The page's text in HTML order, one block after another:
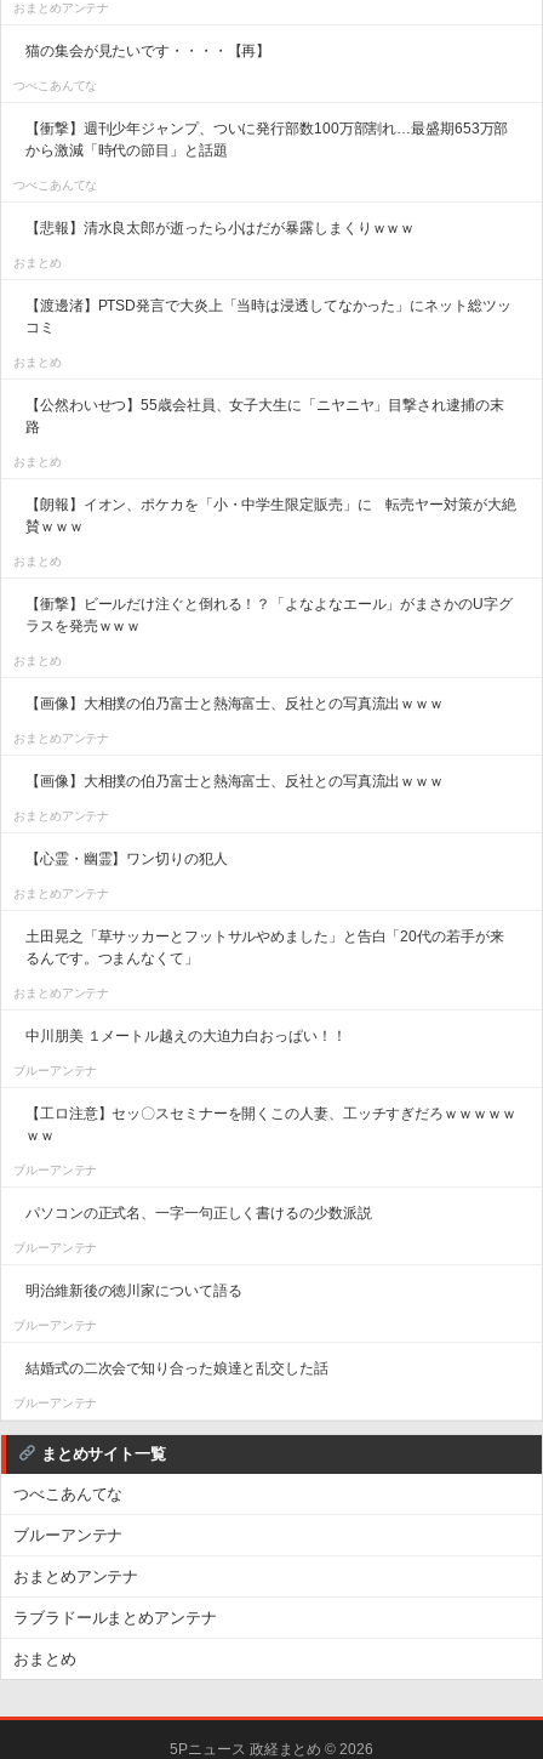
おまとめアンテナ
猫の集会が見たいです・・・・【再】
つべこあんてな
【衝撃】週刊少年ジャンプ、ついに発行部数100万部割れ…最盛期653万部
から激減「時代の節目」と話題
つべこあんてな
【悲報】清水良太郎が逝ったら小はだが暴露しまくりｗｗｗ
おまとめ
【渡邊渚】PTSD発言で大炎上「当時は浸透してなかった」にネット総ツッ
コミ
おまとめ
【公然わいせつ】55歳会社員、女子大生に「ニヤニヤ」目撃され逮捕の末
路
おまとめ
【朗報】イオン、ポケカを「小・中学生限定販売」に 転売ヤー対策が大絶
賛ｗｗｗ
おまとめ
【衝撃】ビールだけ注ぐと倒れる！？「よなよなエール」がまさかのU字グ
ラスを発売ｗｗｗ
おまとめ
【画像】大相撲の伯乃富士と熱海富士、反社との写真流出ｗｗｗ
おまとめアンテナ
【画像】大相撲の伯乃富士と熱海富士、反社との写真流出ｗｗｗ
おまとめアンテナ
【心霊・幽霊】ワン切りの犯人
おまとめアンテナ
土田晃之「草サッカーとフットサルやめました」と告白「20代の若手が来
るんです。つまんなくて」
おまとめアンテナ
中川朋美 １メートル越えの大迫力白おっぱい！！
ブルーアンテナ
【工ロ注意】セッ〇スセミナーを開くこの人妻、工ッチすぎだろｗｗｗｗｗ
ｗｗ
ブルーアンテナ
パソコンの正式名、一字一句正しく書けるの少数派説
ブルーアンテナ
明治維新後の徳川家について語る
ブルーアンテナ
結婚式の二次会で知り合った娘達と乱交した話
ブルーアンテナ
まとめサイト一覧
つべこあんてな
ブルーアンテナ
おまとめアンテナ
ラブラドールまとめアンテナ
おまとめ
5Pニュース 政経まとめ © 2026